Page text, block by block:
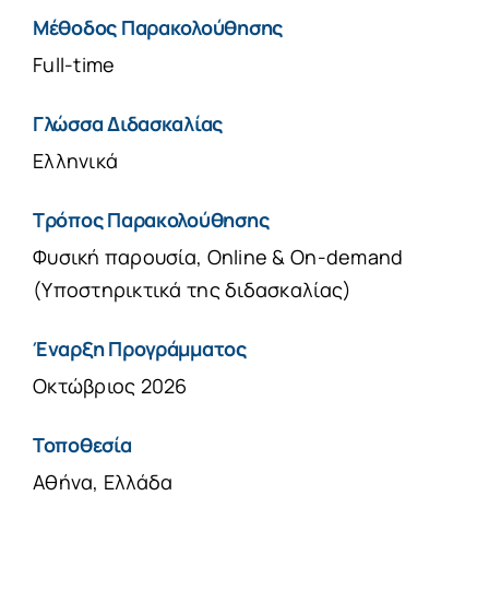
Μέθοδος Παρακολούθησης
Full-time
Γλώσσα Διδασκαλίας
Ελληνικά
Τρόπος Παρακολούθησης
Φυσική παρουσία, Online & On-demand
(Υποστηρικτικά της διδασκαλίας)
Έναρξη Προγράμματος
Οκτώβριος 2026
Τοποθεσία
Αθήνα, Ελλάδα